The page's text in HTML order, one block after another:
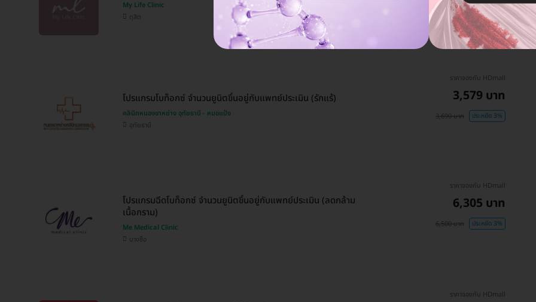
My Life Clinic
ดุสิต
15,900 บาท ประหยัด 39%
โปรแกรมโบท็อกซ์ จำนวนยูนิตขึ้นอยู่กับแพทย์ประเมิน (รักแร้)
คลินิกหนองขาหย่าง อุทัยธานี - หมอแป้ง
อุทัยธานี
ราคาจองกับ HDmall
3,579 บาท
3,690 บาท ประหยัด 3%
โปรแกรมฉีดโบท็อกซ์ จำนวนยูนิตขึ้นอยู่กับแพทย์ประเมิน (ลดกล้าม
เนื้อกราม)
Me Medical Clinic
บางซื่อ
ราคาจองกับ HDmall
6,305 บาท
6,500 บาท ประหยัด 3%
ราคาจองกับ HDmall